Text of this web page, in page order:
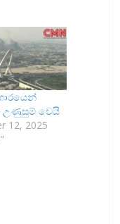
උණුසුම් වෙයි
12, 2025